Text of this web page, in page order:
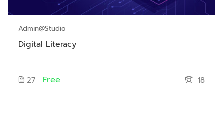
Admin@studio
Digital Literacy
27 18
Free